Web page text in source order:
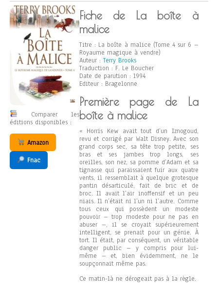
Comparer les
éditions disponibles :
Amazon
Fnac
Fiche de La boîte à
malice
Titre : La boîte à malice (Tome 4 sur 6 –
Royaume magique à vendre)
Auteur :Terry Brooks
Traduction : F. Le Boucher
Date de parution : 1994
Editeur : Bragelonne
Première page de La
boîte à malice
« Horris Kew avait tout d’un Iznogoud,
revu et corrigé par Walt Disney. Avec son
grand corps sec, sa tête trop petite, ses
bras et ses jambes trop longs, ses
oreilles, son nez, sa pomme d’Adam et sa
tignasse qui paraissaient fuir aux quatre
vents, il ressemblait à quelque grotesque
pantin désarticulé, fait de bric et de
broc. Il avait l’air inoffensif et un peu
niais. Il n’était ni l’un ni l’autre. Comme
tous ceux qui possèdent un modeste
pouvoir – trop modeste pour ne pas en
abuser –, il se croyait supérieurement
intelligent, se prenait pour un génie. À
tort. Il était, par conséquent, un véritable
danger public – y compris pour lui-
même – et, bien évidemment, ne le
soupçonnait même pas.
Ce matin-là ne dérogeait pas à la règle.